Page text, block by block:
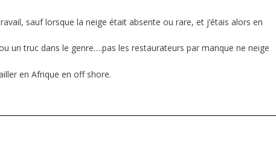
sauf lorsque la neige était absente ou rare, et j’étais alors en
un truc dans le genre….pas les restaurateurs par manque ne neige
en Afrique en off shore.